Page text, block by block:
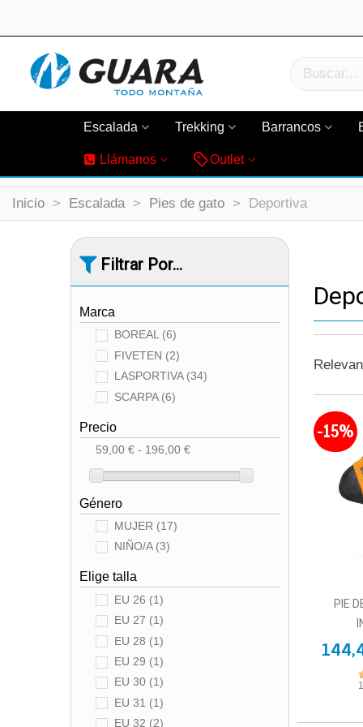
Escalada Trekking Barrancos
Llámanos Outlet
Inicio > Escalada > Pies de gato > Deportiva
Filtrar Por...
Marca
BOREAL (6)
FIVETEN (2)
LASPORTIVA (34)
SCARPA (6)
Precio
59,00 € - 196,00 €
Género
MUJER (17)
NIÑO/A (3)
Elige talla
EU 26 (1)
EU 27 (1)
EU 28 (1)
EU 29 (1)
EU 30 (1)
EU 31 (1)
EU 32 (2)
-15%
PIE